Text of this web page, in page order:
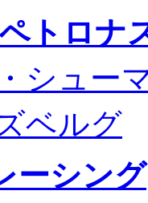
トロナ
シュー
ベルグ
ーシング